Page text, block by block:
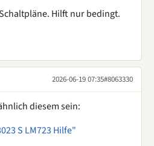
Hilft nur bedingt.
2026-06-19 07:35#8063330
diesem sein:
S LM723 Hilfe"